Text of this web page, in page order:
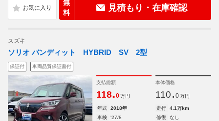
無
料
見積もり・在庫確認
スズキ
ソリオ バンディット HYBRID SV 2型
保証付 車両品質保証書付
支払総額
118.0 万円
本体価格
110. 0 万円
年式 2018年 走行
4.1万km
車検
'27/8 修復
なし